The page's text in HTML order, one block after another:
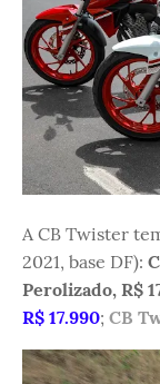
A CB Twister
2021, base DF):
Perolizado, R$
R$ 17.990; CB